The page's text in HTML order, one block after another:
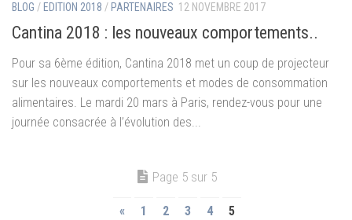
BLOG / EDITION 2018 / PARTENAIRES 12 NOVEMBRE 2017
Cantina 2018 : les nouveaux comportements..
Pour sa 6ème édition, Cantina 2018 met un coup de projecteur
sur les nouveaux comportements et modes de consommation
alimentaires. Le mardi 20 mars à Paris, rendez-vous pour une
journée consacrée à l’évolution des...
Page 5 sur 5
« 1 2 3 4 5